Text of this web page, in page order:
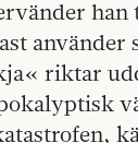
han
riktar